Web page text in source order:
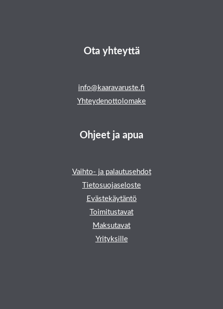
Ota yhteyttä
info@kaaravaruste.fi
Yhteydenottolomake
Ohjeet ja apua
Vaihto- ja palautusehdot
Tietosuojaseloste
Evästekäytäntö
Toimitustavat
Maksutavat
Yrityksille